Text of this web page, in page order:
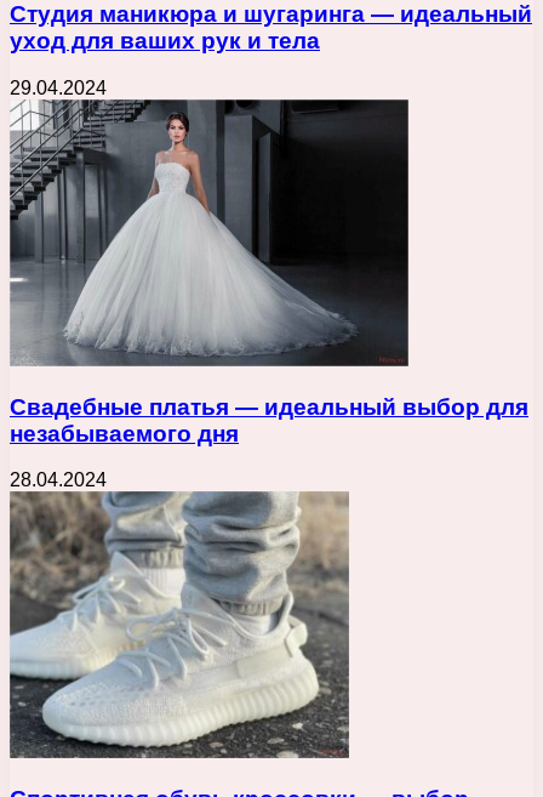
Студия маникюра и шугаринга — идеальный
уход для ваших рук и тела
29.04.2024
Свадебные платья — идеальный выбор для
незабываемого дня
28.04.2024